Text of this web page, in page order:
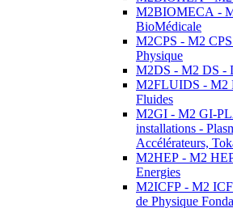
M2BIOMECA -
BioMédicale
M2CPS - M2
Physique
M2DS - M2 DS -
M2FLUIDS - M2
Fluides
M2GI - M2 GI-
installations -
Accélérateurs,
M2HEP - M2
Energies
M2ICFP - M2
de Physique